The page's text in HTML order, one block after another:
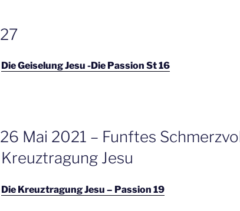
GEPLAATST
OP
27
Die Geiselung Jesu -Die Passion St 16
GEPLAATST
OP
26 Mai 2021 – Funftes
Kreuztragung Jesu
Die Kreuztragung Jesu – Passion 19